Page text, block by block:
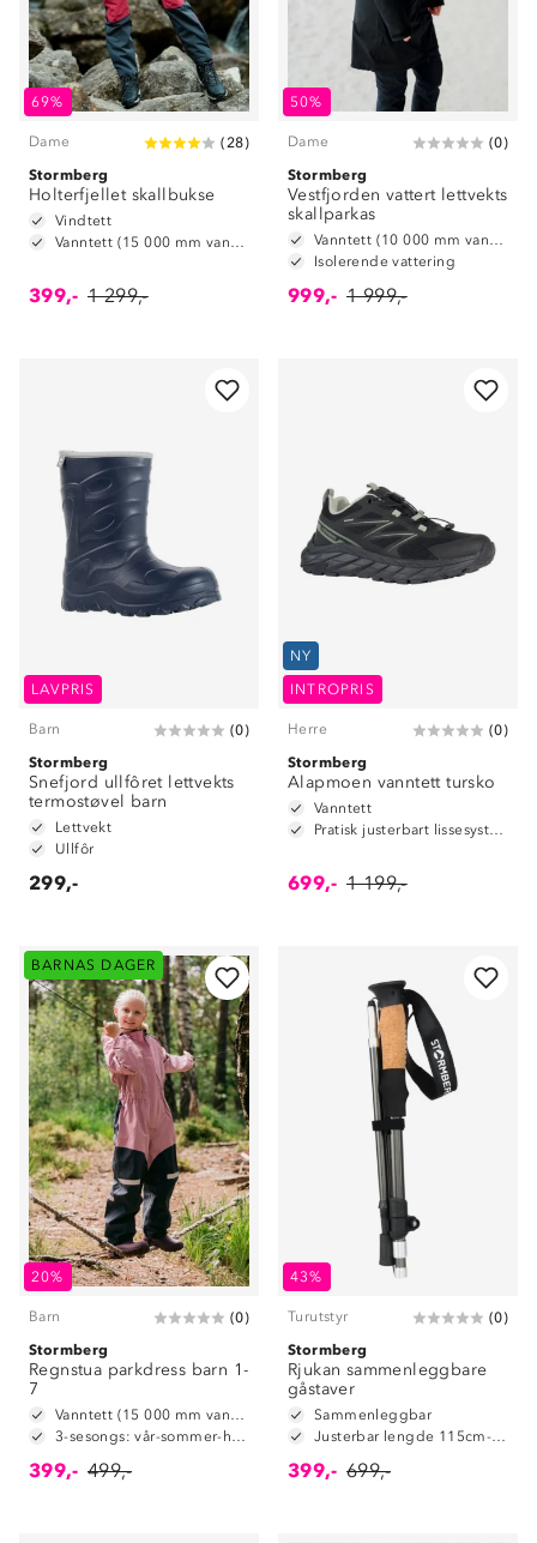
69%
Dame (28)
Stormberg
Holterfjellet skallbukse
Vindtett
Vanntett (15 000 mm vannsøyle)
399,- 1 299,-
50%
Dame (0)
Stormberg
Vestfjorden vattert lettvekts
skallparkas
Vanntett (10 000 mm vannsøyle)
Isolerende vattering
999,- 1 999,-
LAVPRIS
Barn (0)
Stormberg
Snefjord ullfôret lettvekts
termostøvel barn
Lettvekt
Ullfôr
299,-
NY
INTROPRIS
Herre (0)
Stormberg
Alapmoen vanntett tursko
Vanntett
Pratisk justerbart lissesystem
699,- 1 199,-
BARNAS DAGER
20%
Barn (0)
Stormberg
Regnstua parkdress barn 1-
7
Vanntett (15 000 mm vannsøyle)
3-sesongs: vår-sommer-høst
399,- 499,-
43%
Turutstyr (0)
Stormberg
Rjukan sammenleggbare
gåstaver
Sammenleggbar
Justerbar lengde 115cm-135cm
399,- 699,-